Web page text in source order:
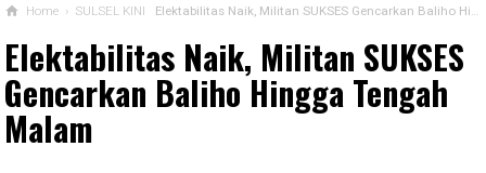
Home › SULSEL KINI Elektabilitas Naik, Militan SUKSES Gencarkan Baliho Hingga Tengah Malam
Elektabilitas Naik, Militan SUKSES
Gencarkan Baliho Hingga Tengah
Malam